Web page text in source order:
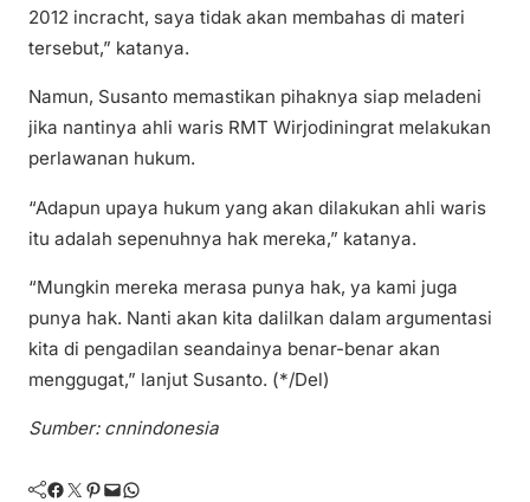
2012 incracht, saya tidak akan membahas di materi
tersebut,” katanya.
Namun, Susanto memastikan pihaknya siap meladeni
jika nantinya ahli waris RMT Wirjodiningrat melakukan
perlawanan hukum.
“Adapun upaya hukum yang akan dilakukan ahli waris
itu adalah sepenuhnya hak mereka,” katanya.
“Mungkin mereka merasa punya hak, ya kami juga
punya hak. Nanti akan kita dalilkan dalam argumentasi
kita di pengadilan seandainya benar-benar akan
menggugat,” lanjut Susanto. (*/Del)
Sumber: cnnindonesia
Facebook Twitter Pinterest Mail WhatsApp